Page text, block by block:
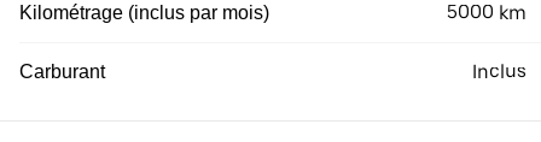
Kilométrage (inclus par mois) 5000 km
Carburant Inclus